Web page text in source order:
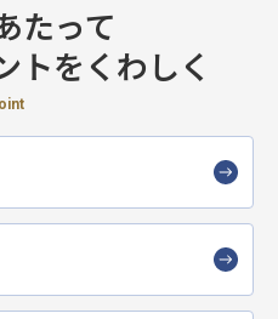
たって
トをくわしく